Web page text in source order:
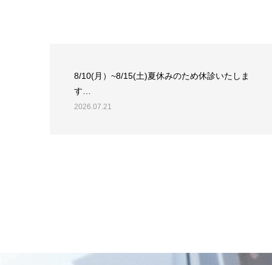
8/10(月）~8/15(土)夏休みのため休診いたしま
す…
2026.07.21